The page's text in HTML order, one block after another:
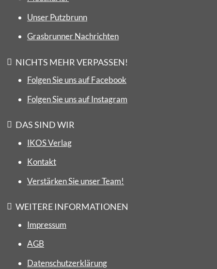
Unser Putzbrunn
Grasbrunner Nachrichten
NICHTS MEHR VERPASSEN!
Folgen Sie uns auf Facebook
Folgen Sie uns auf Instagram
DAS SIND WIR
IKOS Verlag
Kontakt
Verstärken Sie unser Team!
WEITERE INFORMATIONEN
Impressum
AGB
Datenschutzerklärung